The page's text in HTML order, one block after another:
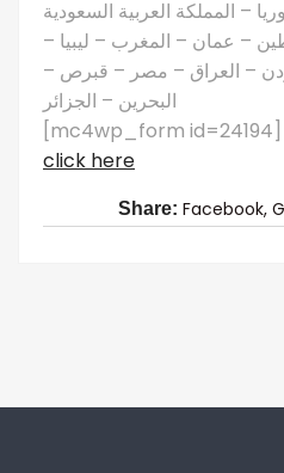
– المملكة العربية السعودية
– عمان – المغرب – ليبيا –
– العراق – مصر – قبرص –
البحرين – الجزائر
[mc4wp_form id=24194]
click here
Share: Facebook,